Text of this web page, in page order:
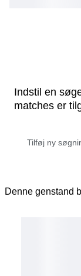
Indstil en
matches er
Denne genstand